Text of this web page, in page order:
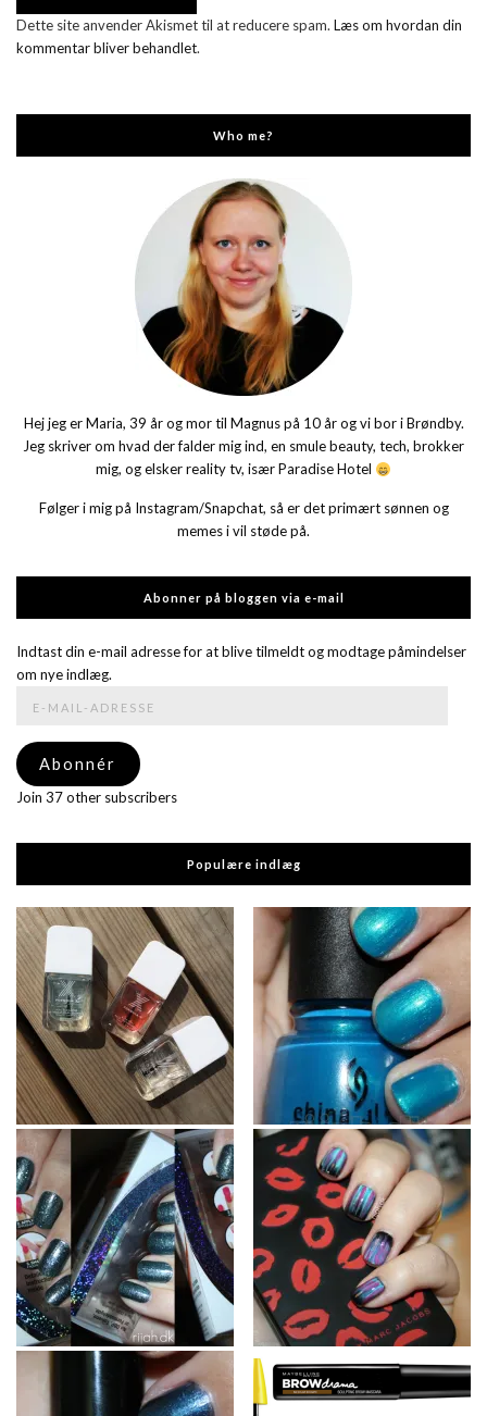
Dette site anvender Akismet til at reducere spam. Læs om hvordan din
kommentar bliver behandlet.
Who me?
Hej jeg er Maria, 39 år og mor til Magnus på 10 år og vi bor i Brøndby.
Jeg skriver om hvad der falder mig ind, en smule beauty, tech, brokker
mig, og elsker reality tv, især Paradise Hotel
Følger i mig på Instagram/Snapchat, så er det primært sønnen og
memes i vil støde på.
Abonner på bloggen via e-mail
Indtast din e-mail adresse for at blive tilmeldt og modtage påmindelser
om nye indlæg.
adresse
Abonnér
Join 37 other subscribers
Populære indlæg